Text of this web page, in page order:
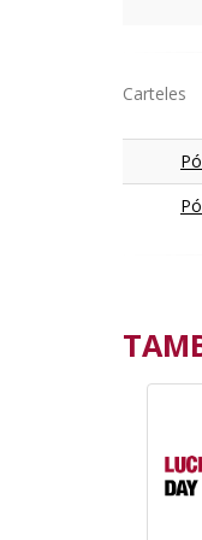
Carteles